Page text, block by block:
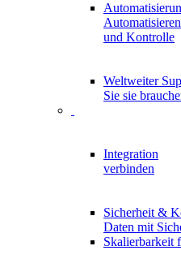
und Kontrolle
Weltweiter
Sie sie
Integration
verbinden
Sicherheit &
Daten mit
Skalierbarkeit